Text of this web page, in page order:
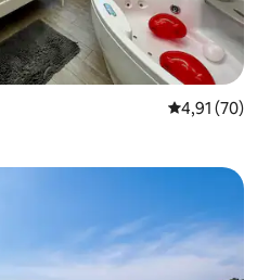
Évaluation
4,91 (70)